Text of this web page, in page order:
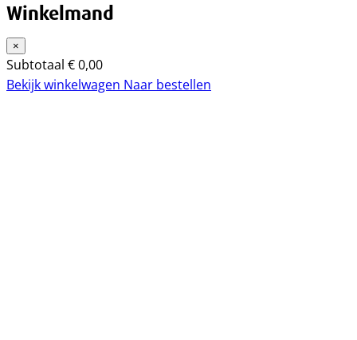
Winkelmand
×
Subtotaal €0,00
Bekijk winkelwagen Naar bestellen